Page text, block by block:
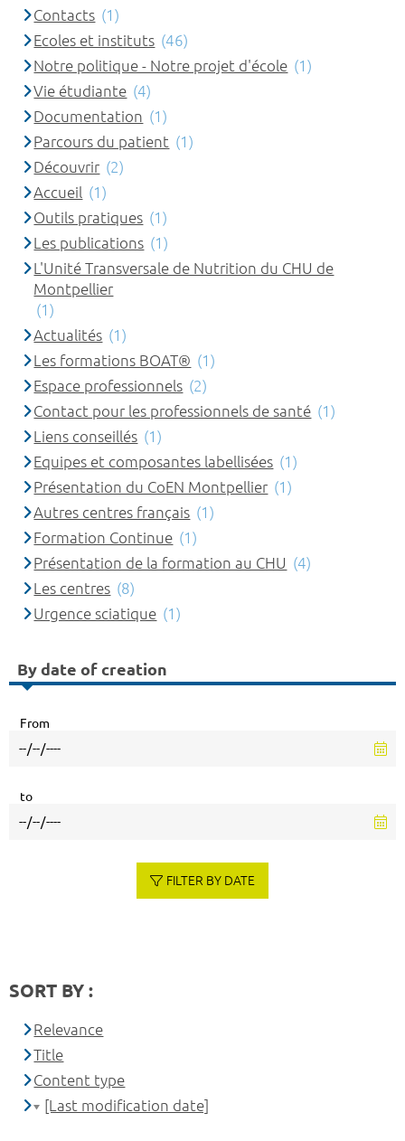
Contacts (1)
Ecoles et instituts (46)
Notre politique - Notre projet d'école (1)
Vie étudiante (4)
Documentation (1)
Parcours du patient (1)
Découvrir (2)
Accueil (1)
Outils pratiques (1)
Les publications (1)
L'Unité Transversale de Nutrition du CHU de
Montpellier
(1)
Actualités (1)
Les formations BOAT® (1)
Espace professionnels (2)
Contact pour les professionnels de santé (1)
Liens conseillés (1)
Equipes et composantes labellisées (1)
Présentation du CoEN Montpellier (1)
Autres centres français (1)
Formation Continue (1)
Présentation de la formation au CHU (4)
Les centres (8)
Urgence sciatique (1)
By date of creation
From
to
FILTER BY DATE
SORT BY :
Relevance
Title
Content type
[Last modification date]